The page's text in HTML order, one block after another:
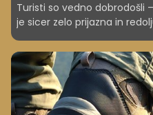
Turisti so vedno dobrodošli
je sicer zelo prijazna in
seboj pustijo pravo